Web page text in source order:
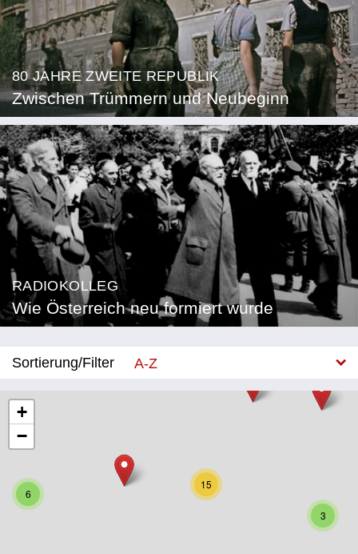
80 JAHRE ZWEITE REPUBLIK
Zwischen Trümmern und Neubeginn
RADIOKOLLEG
Wie Österreich neu formiert wurde
Sortierung/Filter
A-Z
Burgenland
3
15
6
+
−